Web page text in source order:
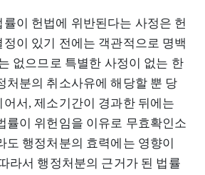
이 헌법에 위반된다는 사정은 헌
이 있기 전에는 객관적으로 명백
없으므로 특별한 사정이 없는 한
처분의 취소사유에 해당할 뿐 당
서, 제소기간이 경과한 뒤에는
률이 위헌임을 이유로 무효확인소
도 행정처분의 효력에는 영향이
라서 행정처분의 근거가 된 법률